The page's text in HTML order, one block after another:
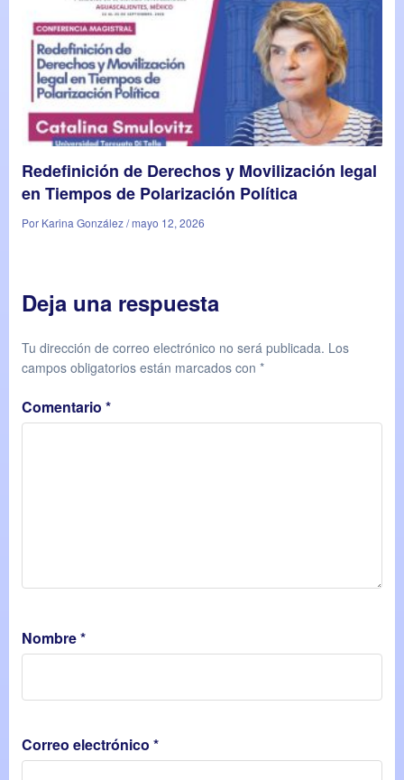
Redefinición de Derechos y Movilización legal
en Tiempos de Polarización Política
Por Karina González / mayo 12, 2026
Deja una respuesta
Tu dirección de correo electrónico no será publicada. Los
campos obligatorios están marcados con *
Comentario *
Nombre*
Correo electrónico *